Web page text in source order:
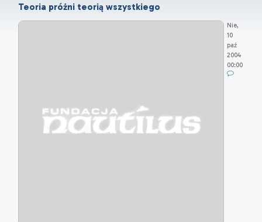
Teoria próżni teorią wszystkiego
Nie,
10
paź
2004
00:00